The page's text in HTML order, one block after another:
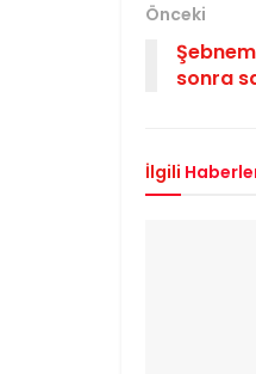
Önceki
sonra
İlgili